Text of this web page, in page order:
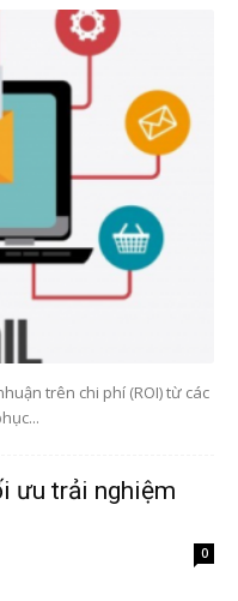
trên chi phí (ROI) từ các
ưu trải nghiệm
0